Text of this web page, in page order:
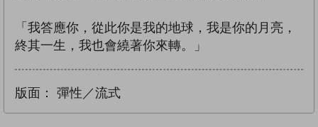
「我答應你，從此你是我的地球，我是你的月亮，
終其一生，我也會繞著你來轉。」
版面： 彈性／流式